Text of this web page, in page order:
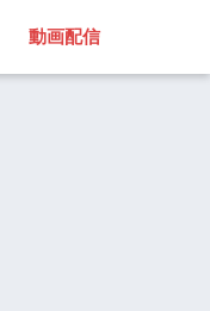
動画配信